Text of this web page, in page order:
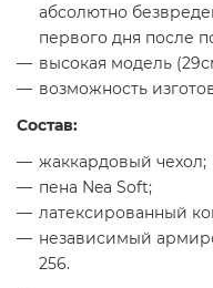
абсолютно
первого дня после
высокая модель
возможность
Состав:
жаккардовый чехол;
пена Nea Soft;
латексированный
независимый
256.